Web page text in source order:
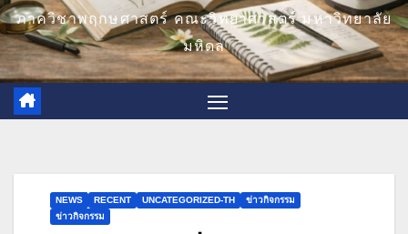
ภาควิชาพฤกษศาสตร์ คณะวิทยาศาสตร์ มหาวิทยาลัย
มหิดล
NEWS RECENT UNCATEGORIZED-TH
ข่าวกิจกรรม
ข่าวกิจกรรม